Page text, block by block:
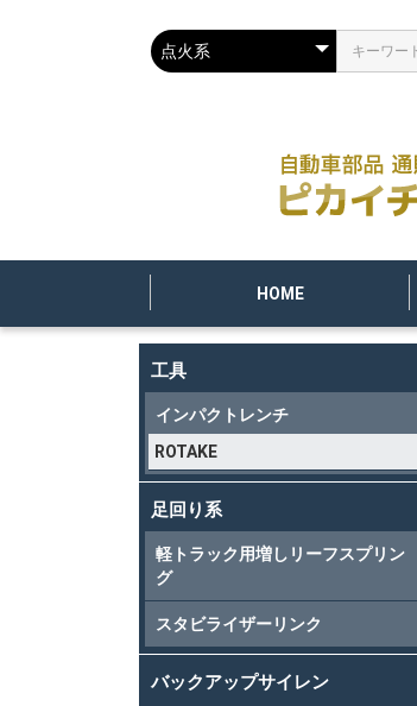
HOME
工具
インパクトレンチ
ROTAKE
足回り系
軽トラック用増しリーフスプリン
グ
スタビライザーリンク
バックアップサイレン